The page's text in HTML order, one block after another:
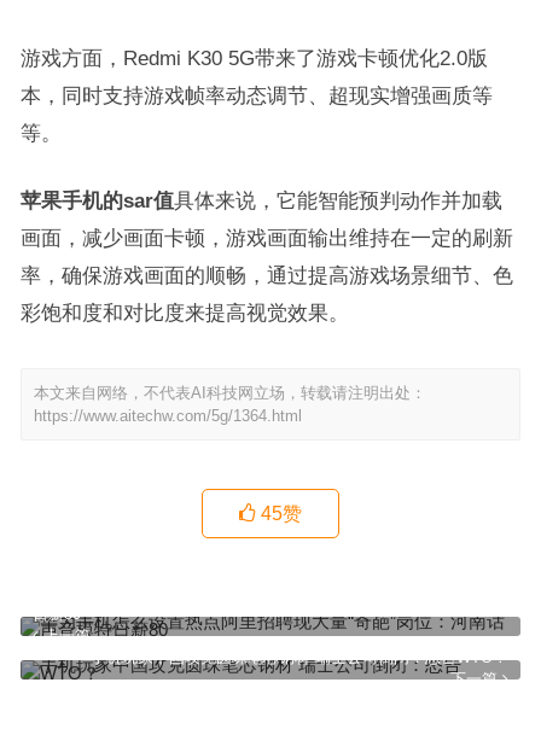
游戏方面，Redmi K30 5G带来了游戏卡顿优化2.0版
本，同时支持游戏帧率动态调节、超现实增强画质等
等。
苹果手机的sar值具体来说，它能智能预判动作并加载
画面，减少画面卡顿，游戏画面输出维持在一定的刷新
率，确保游戏画面的顺畅，通过提高游戏场景细节、色
彩饱和度和对比度来提高视觉效果。
本文来自网络，不代表AI科技网立场，转载请注明出处：
https://www.aitechw.com/5g/1364.html
45赞
上一篇
日薪80
下一篇
手机玩家中国攻克圆珠笔芯钢材 瑞士公司倒闭：怒告WTO？